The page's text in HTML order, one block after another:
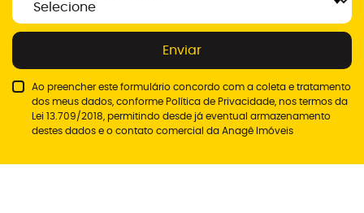
Enviar
Ao preencher este formulário concordo com a coleta e tratamento
dos meus dados, conforme Política de Privacidade , nos termos da
Lei 13.709/2018, permitindo desde já eventual armazenamento
destes dados e o contato comercial da Anagê Imóveis